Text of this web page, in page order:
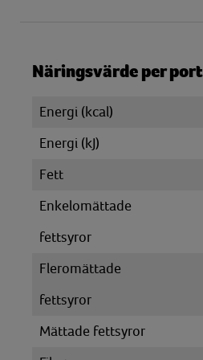
Näringsvärde per
Energi (kcal)
Energi (kJ)
Fett
Enkelomättade
fettsyror
Fleromättade
fettsyror
Mättade fettsyror